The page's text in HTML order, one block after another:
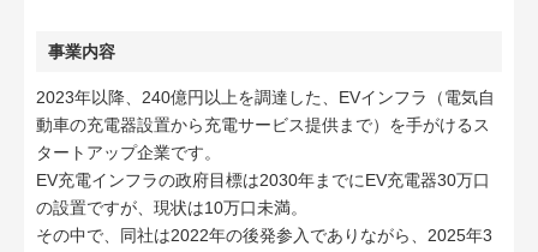
事業内容
2023年以降、240億円以上を調達した、EVインフラ（電気自
動車の充電器設置から充電サービス提供まで）を手がけるス
タートアップ企業です。
EV充電インフラの政府目標は2030年までにEV充電器30万口
の設置ですが、現状は10万口未満。
その中で、同社は2022年の後発参入でありながら、2025年3